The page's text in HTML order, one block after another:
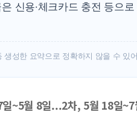
신용·체크카드 충전 등으
생성한 요약으로 정확하지 않을 수 있
~5월 8일...2차, 5월 18일~7